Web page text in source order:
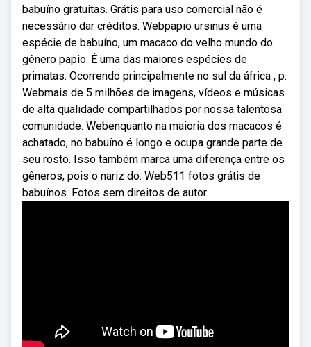
babuíno gratuitas. Grátis para uso comercial não é
necessário dar créditos. Webpapio ursinus é uma
espécie de babuíno, um macaco do velho mundo do
gênero papio. É uma das maiores espécies de
primatas. Ocorrendo principalmente no sul da áfrica , p.
Webmais de 5 milhões de imagens, vídeos e músicas
de alta qualidade compartilhados por nossa talentosa
comunidade. Webenquanto na maioria dos macacos é
achatado, no babuíno é longo e ocupa grande parte de
seu rosto. Isso também marca uma diferença entre os
gêneros, pois o nariz do. Web511 fotos grátis de
babuínos. Fotos sem direitos de autor.